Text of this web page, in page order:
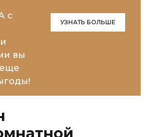
с
вы
УЗНАТЬ БОЛЬШЕ